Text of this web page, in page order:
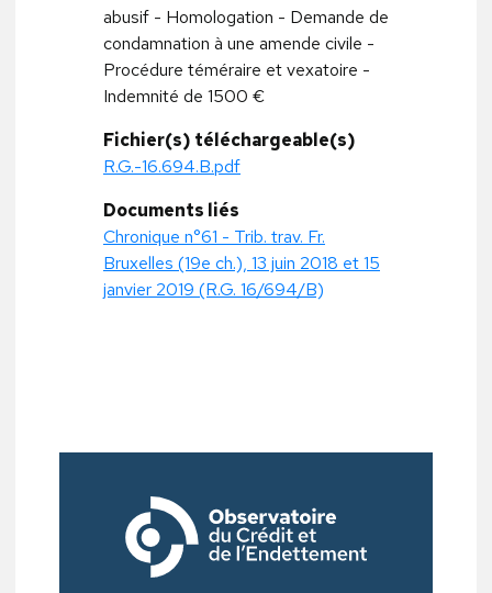
abusif - Homologation - Demande de
condamnation à une amende civile -
Procédure téméraire et vexatoire -
Indemnité de 1500 €
Fichier(s) téléchargeable(s)
R.G.-16.694.B.pdf
Documents liés
Chronique n°61 - Trib. trav. Fr.
Bruxelles (19e ch.), 13 juin 2018 et 15
janvier 2019 (R.G. 16/694/B)